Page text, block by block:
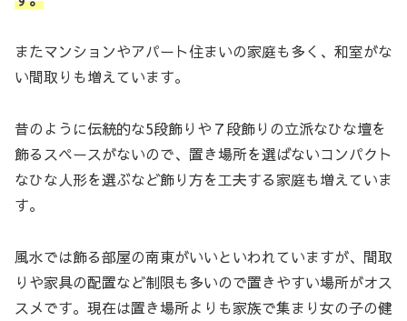
またマンションやアパート住まいの家庭も多く、和室がな
い間取りも増えています。
昔のように伝統的な5段飾りや７段飾りの立派なひな壇を
飾るスペースがないので、置き場所を選ばないコンパクト
なひな人形を選ぶなど飾り方を工夫する家庭も増えていま
す。
風水では飾る部屋の南東がいいといわれていますが、間取
りや家具の配置など制限も多いので置きやすい場所がオス
スメです。現在は置き場所よりも家族で集まり女の子の健